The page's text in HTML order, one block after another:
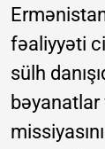
fəaliyyəti
sülh